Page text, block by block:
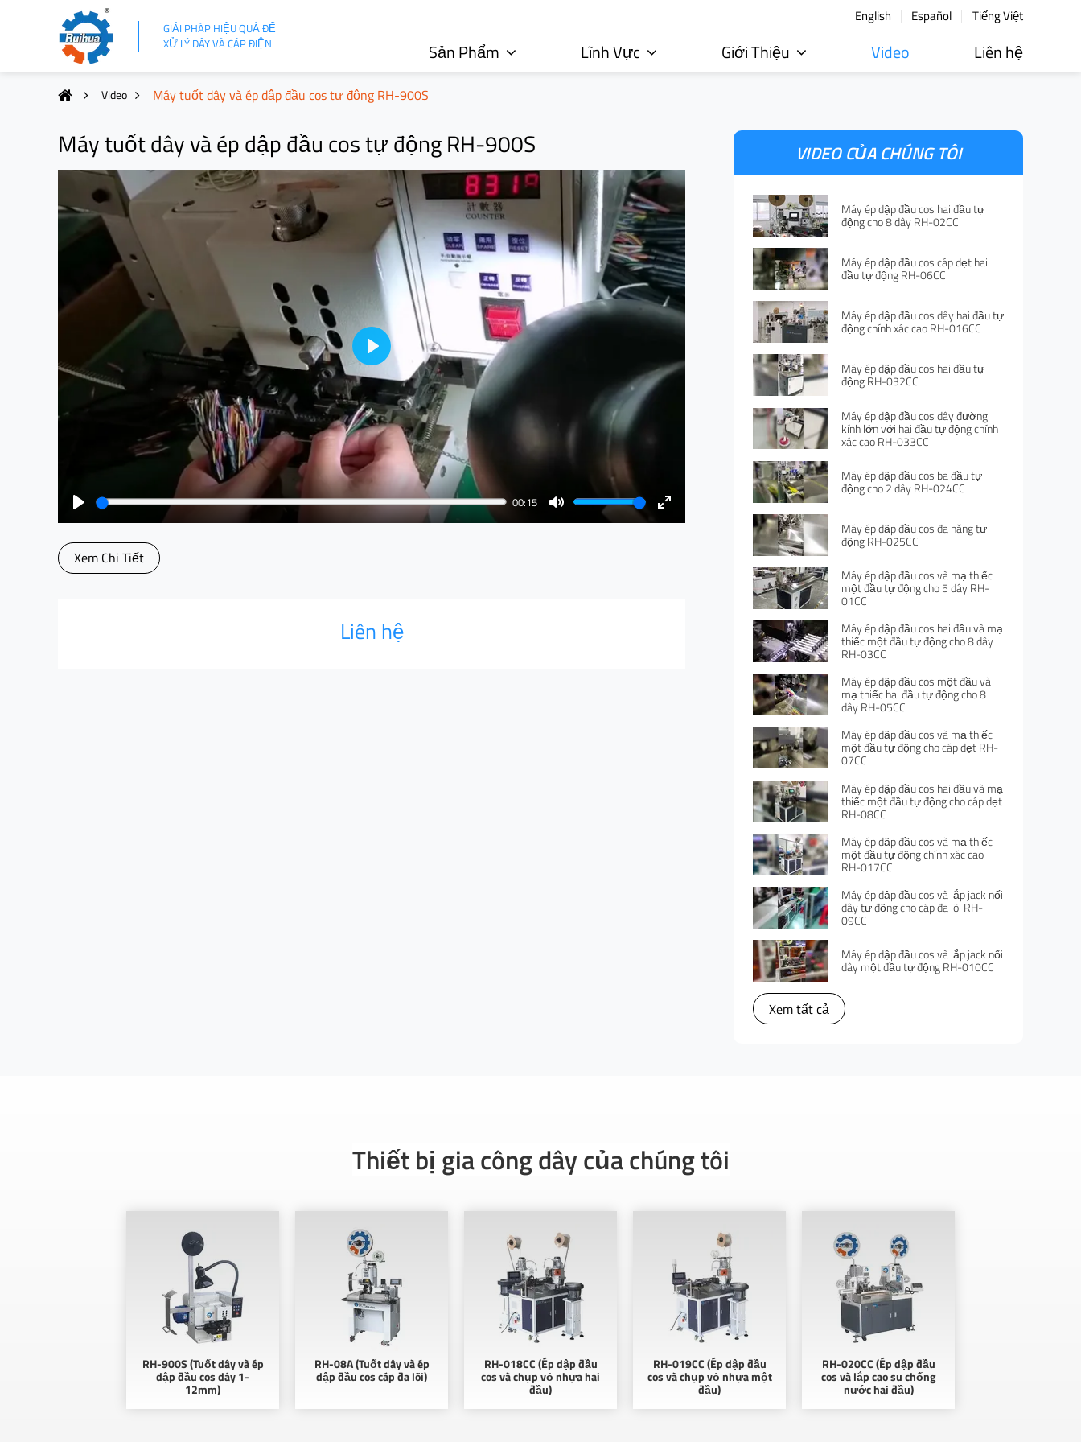
GIẢI PHÁP HIỆU QUẢ ĐỂ
XỬ LÝ DÂY VÀ CÁP ĐIỆN
English Español Tiếng Việt
Sản Phẩm Lĩnh Vực Giới Thiệu Video Liên hệ
Video Máy tuốt dây và ép dập đầu cos tự động RH-900S
Máy tuốt dây và ép dập đầu cos tự động RH-900S
Play
00:15
Mute
Enter
Play
Xem Chi Tiết
Liên hệ
VIDEO CỦA CHÚNG TÔI
Máy ép dập đầu cos hai đầu tự
động cho 8 dây RH-02CC
Máy ép dập đầu cos cáp dẹt hai
đầu tự động RH-06CC
Máy ép dập đầu cos dây hai đầu tự
động chính xác cao RH-016CC
Máy ép dập đầu cos hai đầu tự
động RH-032CC
Máy ép dập đầu cos dây đường
kính lớn với hai đầu tự động chính
xác cao RH-033CC
Máy ép dập đầu cos ba đầu tự
động cho 2 dây RH-024CC
Máy ép dập đầu cos đa năng tự
động RH-025CC
Máy ép dập đầu cos và mạ thiếc
một đầu tự động cho 5 dây RH-
01CC
Máy ép dập đầu cos hai đầu và mạ
thiếc một đầu tự động cho 8 dây
RH-03CC
Máy ép dập đầu cos một đầu và
mạ thiếc hai đầu tự động cho 8
dây RH-05CC
Máy ép dập đầu cos và mạ thiếc
một đầu tự động cho cáp dẹt RH-
07CC
Máy ép dập đầu cos hai đầu và mạ
thiếc một đầu tự động cho cáp dẹt
RH-08CC
Máy ép dập đầu cos và mạ thiếc
một đầu tự động chính xác cao
RH-017CC
Máy ép dập đầu cos và lắp jack nối
dây tự động cho cáp đa lõi RH-
09CC
Máy ép dập đầu cos và lắp jack nối
dây một đầu tự động RH-010CC
Xem tất cả
Thiết bị gia công dây của chúng tôi
RH-900S (Tuốt dây và ép
dập đầu cos dây 1-
12mm)
RH-08A (Tuốt dây và ép
dập đầu cos cáp đa lõi)
RH-018CC (Ép dập đầu
cos và chụp vỏ nhựa hai
đầu)
RH-019CC (Ép dập đầu
cos và chụp vỏ nhựa một
đầu)
RH-020CC (Ép dập đầu
cos và lắp cao su chống
nước hai đầu)